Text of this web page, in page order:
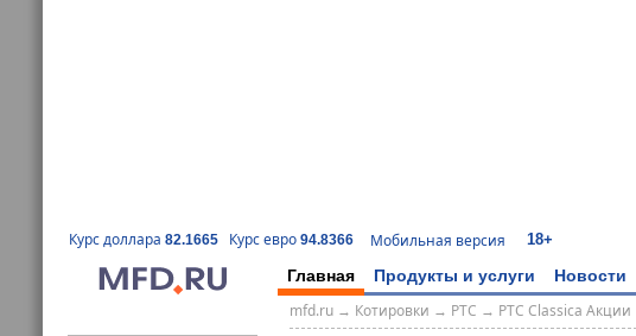
Курс доллара 82.1665 Курс евро 94.8366 Мобильная версия 18+
Главная Продукты и услуги Новости
mfd.ru→ Котировки → РТС → РТС Classica Акции